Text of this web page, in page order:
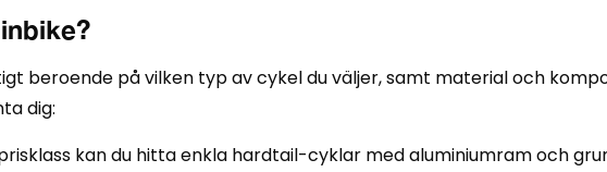
beroende på vilken typ av cykel du väljer, samt material och
dig:
kan du hitta enkla hardtail-cyklar med aluminiumram och